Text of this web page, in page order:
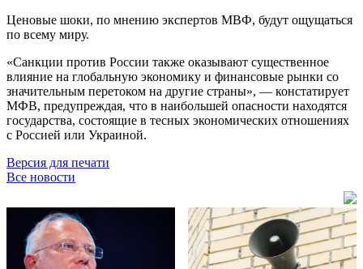
Ценовые шоки, по мнению экспертов МВФ, будут ощущаться
по всему миру.
«Санкции против России также оказывают существенное
влияние на глобальную экономику и финансовые рынки со
значительным перетоком на другие страны», — констатирует
МФВ, предупреждая, что в наибольшей опасности находятся
государства, состоящие в тесных экономических отношениях
с Россией или Украиной.
Версия для печати
Все новости